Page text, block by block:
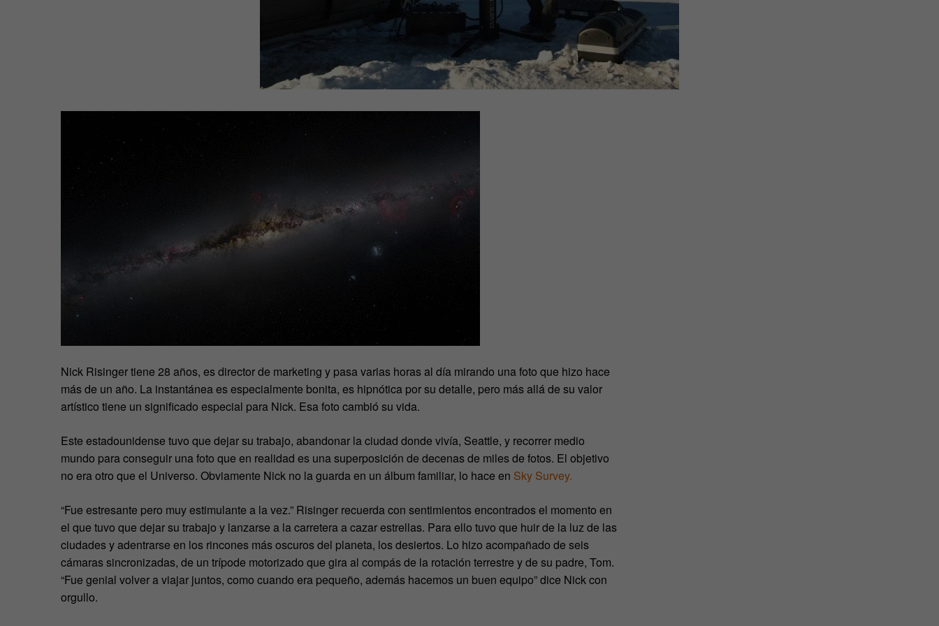
Nick Risinger tiene 28 años, es director de marketing y pasa varias horas al día mirando una foto que hizo hace
más de un año. La instantánea es especialmente bonita, es hipnótica por su detalle, pero más allá de su valor
artístico tiene un significado especial para Nick. Esa foto cambió su vida.
Este estadounidense tuvo que dejar su trabajo, abandonar la ciudad donde vivía, Seattle, y recorrer medio
mundo para conseguir una foto que en realidad es una superposición de decenas de miles de fotos. El objetivo
no era otro que el Universo. Obviamente Nick no la guarda en un álbum familiar, lo hace en Sky Survey.
“Fue estresante pero muy estimulante a la vez.” Risinger recuerda con sentimientos encontrados el momento en
el que tuvo que dejar su trabajo y lanzarse a la carretera a cazar estrellas. Para ello tuvo que huir de la luz de las
ciudades y adentrarse en los rincones más oscuros del planeta, los desiertos. Lo hizo acompañado de seis
cámaras sincronizadas, de un trípode motorizado que gira al compás de la rotación terrestre y de su padre, Tom.
“Fue genial volver a viajar juntos, como cuando era pequeño, además hacemos un buen equipo” dice Nick con
orgullo.